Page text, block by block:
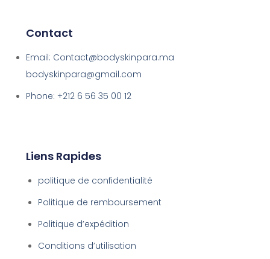
Contact
Email: Contact@bodyskinpara.ma
bodyskinpara@gmail.com
Phone: +212 6 56 35 00 12
Liens Rapides
politique de confidentialité
Politique de remboursement
Politique d’expédition
Conditions d’utilisation